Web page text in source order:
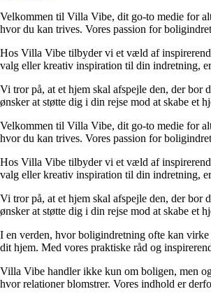
Velkommen til Villa Vibe, dit go-to medie for
hvor du kan trives. Vores passion for
Hos Villa Vibe tilbyder vi et væld af
valg eller kreativ inspiration til din indretning,
Vi tror på, at et hjem skal afspejle den, der
ønsker at støtte dig i din rejse mod at skabe et
Velkommen til Villa Vibe, dit go-to medie for
hvor du kan trives. Vores passion for
Hos Villa Vibe tilbyder vi et væld af
valg eller kreativ inspiration til din indretning,
Vi tror på, at et hjem skal afspejle den, der
ønsker at støtte dig i din rejse mod at skabe et
I en verden, hvor boligindretning ofte kan
dit hjem. Med vores praktiske råd og
Villa Vibe handler ikke kun om boligen, men
hvor relationer blomstrer. Vores indhold er